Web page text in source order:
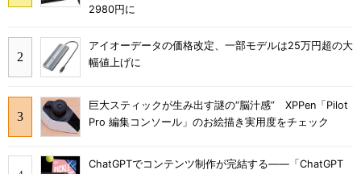
2980円に
アイオーデータの価格改定、一部モデルは25万円超の大
幅値上げに
巨大スティックが生み出す謎の“脳汁感” XPPen「Pilot
Pro 編集コンソール」のお絵描き実用度をチェック
ChatGPTでコンテンツ制作が完結する――「ChatGPT